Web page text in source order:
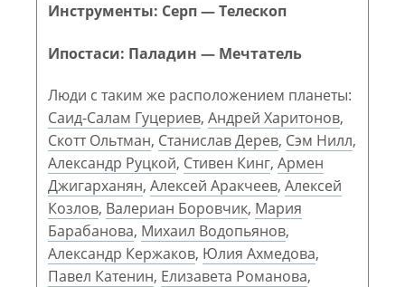
Инструменты: Серп — Телескоп
Ипостаси: Паладин — Мечтатель
Люди с таким же расположением планеты:
Саид-Салам Гуцериев, Андрей Харитонов,
Скотт Ольтман, Станислав Дерев, Сэм Нилл,
Александр Руцкой, Стивен Кинг, Армен
Джигарханян, Алексей Аракчеев, Алексей
Козлов, Валериан Боровчик, Мария
Барабанова, Михаил Водопьянов,
Александр Кержаков, Юлия Ахмедова,
Павел Катенин, Елизавета Романова,